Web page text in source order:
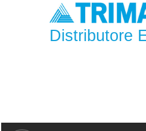
Distributore